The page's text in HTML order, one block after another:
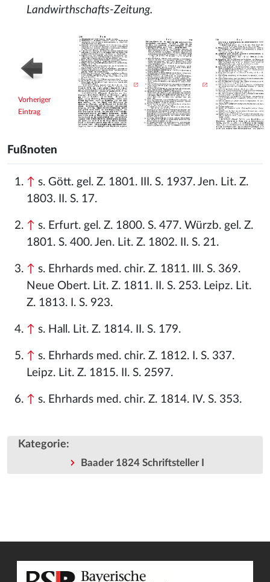
Landwirthschafts-Zeitung.
Vorheriger
Eintrag
Fußnoten
↑ s. Gött. gel. Z. 1801. III. S. 1937. Jen. Lit. Z.
1803. II. S. 17.
↑ s. Erfurt. gel. Z. 1800. S. 477. Würzb. gel. Z.
1801. S. 400. Jen. Lit. Z. 1802. II. S. 21.
↑ s. Ehrhards med. chir. Z. 1811. III. S. 369.
Neue Obert. Lit. Z. 1811. II. S. 253. Leipz. Lit.
Z. 1813. I. S. 923.
↑ s. Hall. Lit. Z. 1814. II. S. 179.
↑ s. Ehrhards med. chir. Z. 1812. I. S. 337.
Leipz. Lit. Z. 1815. II. S. 2597.
↑ s. Ehrhards med. chir. Z. 1814. IV. S. 353.
Kategorie:
Baader 1824 Schriftsteller I